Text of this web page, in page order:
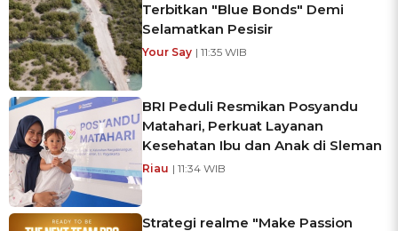
Terbitkan "Blue Bonds" Demi
Selamatkan Pesisir
Your Say | 11:35 WIB
BRI Peduli Resmikan Posyandu
Matahari, Perkuat Layanan
Kesehatan Ibu dan Anak di Sleman
Riau | 11:34 WIB
Strategi realme "Make Passion